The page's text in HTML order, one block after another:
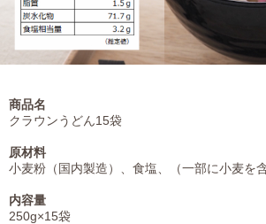
商品名
クラウンうどん15袋
原材料
小麦粉（国内製造）、食塩、（一部に小麦を含
内容量
250g×15袋